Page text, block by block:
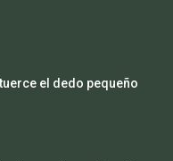
el dedo pequeño